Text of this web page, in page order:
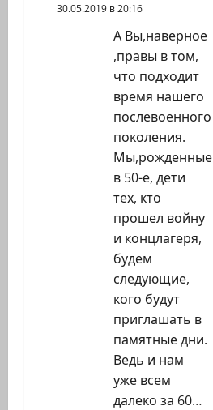
30.05.2019 в 20:16
А Вы,наверное
,правы в том,
что подходит
время нашего
послевоенного
поколения.
Мы,рожденные
в 50-е, дети
тех, кто
прошел войну
и концлагеря,
будем
следующие,
кого будут
приглашать в
памятные дни.
Ведь и нам
уже всем
далеко за 60…